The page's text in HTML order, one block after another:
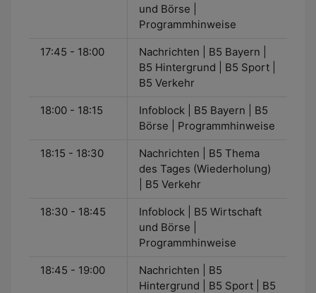
und Börse |
Programmhinweise
17:45 - 18:00
Nachrichten | B5 Bayern |
B5 Hintergrund | B5 Sport |
B5 Verkehr
18:00 - 18:15
Infoblock | B5 Bayern | B5
Börse | Programmhinweise
18:15 - 18:30
Nachrichten | B5 Thema
des Tages (Wiederholung)
| B5 Verkehr
18:30 - 18:45
Infoblock | B5 Wirtschaft
und Börse |
Programmhinweise
18:45 - 19:00
Nachrichten | B5
Hintergrund | B5 Sport | B5